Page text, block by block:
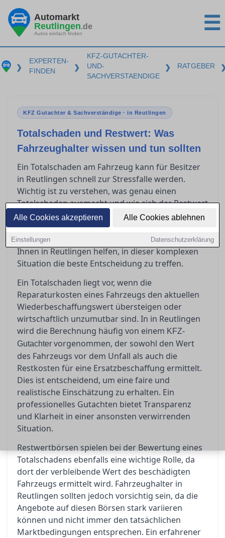
Alle Cookies akzeptieren Alle Cookies ablehnen
Einstellungen Datenschutzerklärung
Automarkt
Reutlingen.de
Autos einfach finden ☰
❯
EXPERTEN-
FINDEN
❯
KFZ-GUTACHTER-
UND-
SACHVERSTAENDIGE
❯ RATGEBER
KFZ Gutachter & Sachverständige · in Reutlingen
Totalschaden und Restwert: Was
Fahrzeughalter wissen und tun sollten
Ein Totalschaden am Fahrzeug kann für Besitzer
in Reutlingen schnell zur Stressfalle werden.
Wichtig ist zu verstehen, was genau einen
Totalschaden ausmacht und wie sich der Restwert
berechnet. Zudem spielen Restwertbörsen häufig
eine Rolle, bei denen man jedoch Vorsicht walten
lassen sollte. Ein erfahrener Gutachter kann
Ihnen in Reutlingen helfen, in dieser komplexen
Situation die beste Entscheidung zu treffen.
Ein Totalschaden liegt vor, wenn die
Reparaturkosten eines Fahrzeugs den aktuellen
Wiederbeschaffungswert übersteigen oder
wirtschaftlich unzumutbar sind. In in Reutlingen
wird die Berechnung häufig von einem KFZ-
Gutachter vorgenommen, der sowohl den Wert
des Fahrzeugs vor dem Unfall als auch die
Restkosten für eine Ersatzbeschaffung ermittelt.
Dies ist entscheidend, um eine faire und
realistische Einschätzung zu erhalten. Ein
professionelles Gutachten bietet Transparenz
und Klarheit in einer ansonsten verwirrenden
Situation.
Restwertbörsen spielen bei der Bewertung eines
Totalschadens ebenfalls eine wichtige Rolle, da
dort der verbleibende Wert des beschädigten
Fahrzeugs ermittelt wird. Fahrzeughalter in
Reutlingen sollten jedoch vorsichtig sein, da die
Angebote auf diesen Börsen stark variieren
können und nicht immer den tatsächlichen
Marktbedingungen entsprechen. Ein erfahrener